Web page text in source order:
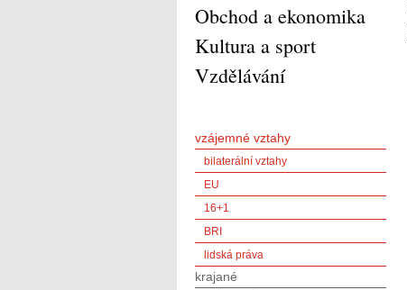
Obchod a ekonomika
Kultura a sport
Vzdělávání
vzájemné vztahy
bilaterální vztahy
EU
16+1
BRI
lidská práva
krajané